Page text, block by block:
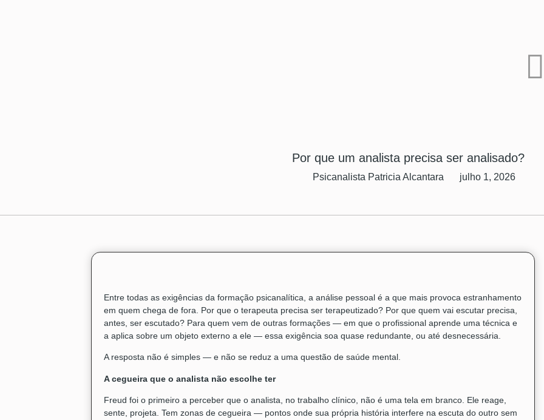
Por que um analista precisa ser analisado?
Psicanalista Patricia Alcantara julho 1, 2026
Entre todas as exigências da formação psicanalítica, a análise pessoal é a que mais provoca estranhamento
em quem chega de fora. Por que o terapeuta precisa ser terapeutizado? Por que quem vai escutar precisa,
antes, ser escutado? Para quem vem de outras formações — em que o profissional aprende uma técnica e
a aplica sobre um objeto externo a ele — essa exigência soa quase redundante, ou até desnecessária.
A resposta não é simples — e não se reduz a uma questão de saúde mental.
A cegueira que o analista não escolhe ter
Freud foi o primeiro a perceber que o analista, no trabalho clínico, não é uma tela em branco. Ele reage,
sente, projeta. Tem zonas de cegueira — pontos onde sua própria história interfere na escuta do outro sem